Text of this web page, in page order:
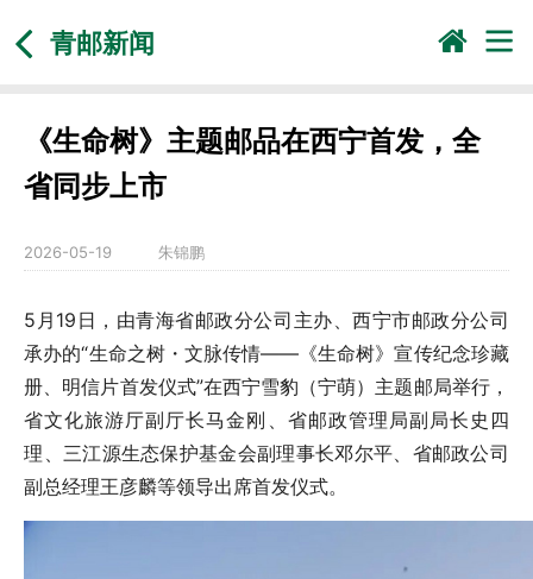
青邮新闻
《生命树》主题邮品在西宁首发，全
省同步上市
2026-05-19 朱锦鹏
5月19日，由青海省邮政分公司主办、西宁市邮政分公司
承办的“生命之树・文脉传情——《生命树》宣传纪念珍藏
册、明信片首发仪式”在西宁雪豹（宁萌）主题邮局举行，
省文化旅游厅副厅长马金刚、省邮政管理局副局长史四
理、三江源生态保护基金会副理事长邓尔平、省邮政公司
副总经理王彦麟等领导出席首发仪式。